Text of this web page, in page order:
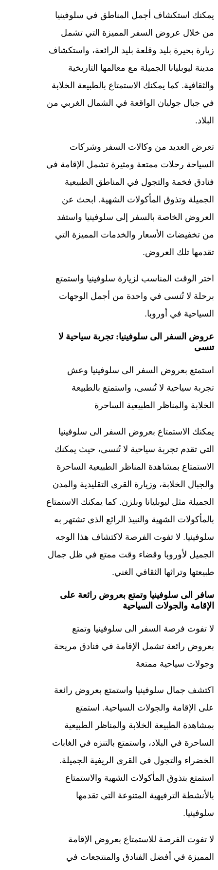
يمكنك استكشاف أجمل المناطق في سلوفينيا
من خلال عروض السفر المميزة التي تشمل
زيارة بحيرة بليد وقلعة بليد الرائعة، واستكشاف
مدينة ليوبليانا الجميلة مع معالمها التاريخية
والثقافية. كما يمكنك الاستمتاع بالطبيعة الخلابة
في جبال جوليان الواقعة في الشمال الغربي من
البلاد.
تعرض العديد من وكالات السفر وشركات
السياحة رحلات ممتعة ومثيرة تشمل الإقامة في
فنادق فخمة والتجول في المناطق الطبيعية
الجميلة وتذوق المأكولات الشهية. ابحث عن
العروض الخاصة بالسفر إلى سلوفينيا واستفد
من تخفيضات الأسعار والخدمات المميزة التي
تقدمها تلك العروض.
اختر الوقت المناسب لزيارة سلوفينيا واستمتع
برحلة لا تُنسى في واحدة من أجمل الوجهات
السياحية في أوروبا.
عروض السفر الى سلوفينيا: تجربة سياحية لا
تنسى
استمتع بعروض السفر الى سلوفينيا وعش
تجربة سياحية لا تُنسى، واستمتع بالطبيعة
الخلابة والمناظر الطبيعية الساحرة
يمكنك الاستمتاع بعروض السفر الى سلوفينيا
التي تقدم تجربة سياحية لا تُنسى، حيث يمكنك
الاستمتاع بمشاهدة المناظر الطبيعية الساحرة
والجبال الخلابة، وزيارة القرى التقليدية والمدن
الجميلة مثل ليوبليانا وبلزن. كما يمكنك الاستمتاع
بالمأكولات الشهية والنبيذ الرائع الذي تشتهر به
سلوفينيا. لا تفوت الفرصة لاكتشاف هذا الوجه
الجميل لأوروبا وقضاء وقت ممتع في ظل جمال
طبيعتها وتراثها الثقافي الغني.
سافر الى سلوفينيا وتمتع بعروض رائعة على
الإقامة والجولات السياحية
لا تفوت فرصة السفر الى سلوفينيا وتمتع
بعروض رائعة تشمل الإقامة في فنادق مريحة
وجولات سياحية ممتعة
اكتشف جمال سلوفينيا واستمتع بعروض رائعة
على الإقامة والجولات السياحية. استمتع
بمشاهدة الطبيعة الخلابة والمناظر الطبيعية
الساحرة في البلاد، واستمتع بالتنزه في الغابات
الخضراء والتجول في القرى الريفية الجميلة.
استمتع بتذوق المأكولات الشهية والاستمتاع
بالأنشطة الترفيهية المتنوعة التي تقدمها
سلوفينيا.
لا تفوت الفرصة للاستمتاع بعروض الإقامة
المميزة في أفضل الفنادق والمنتجعات في